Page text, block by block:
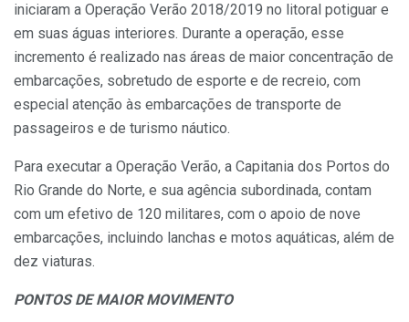
iniciaram a Operação Verão 2018/2019 no litoral potiguar e
em suas águas interiores. Durante a operação, esse
incremento é realizado nas áreas de maior concentração de
embarcações, sobretudo de esporte e de recreio, com
especial atenção às embarcações de transporte de
passageiros e de turismo náutico.
Para executar a Operação Verão, a Capitania dos Portos do
Rio Grande do Norte, e sua agência subordinada, contam
com um efetivo de 120 militares, com o apoio de nove
embarcações, incluindo lanchas e motos aquáticas, além de
dez viaturas.
PONTOS DE MAIOR MOVIMENTO